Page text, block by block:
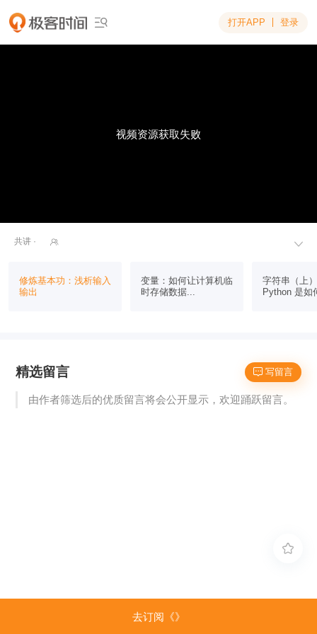
 打开APP 登录
视频资源获取失败

共讲 · 
修炼基本功：浅析输入
输出
变量：如何让计算机临
时存储数据...
字符串（上
Python 是如
 写留言
精选留言
由作者筛选后的优质留言将会公开显示，欢迎踊跃留言。
去订阅《》
